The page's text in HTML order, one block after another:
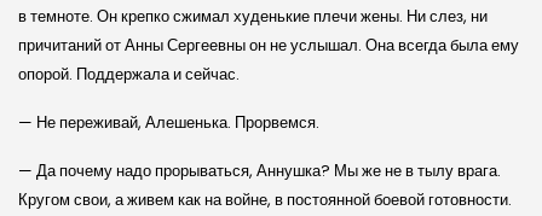
в темноте. Он крепко сжимал худенькие плечи жены. Ни слез, ни
причитаний от Анны Сергеевны он не услышал. Она всегда была ему
опорой. Поддержала и сейчас.
— Не переживай, Алешенька. Прорвемся.
— Да почему надо прорываться, Аннушка? Мы же не в тылу врага.
Кругом свои, а живем как на войне, в постоянной боевой готовности.